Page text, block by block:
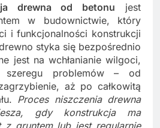
drewna od betonu jest
w budownictwie, który
i funkcjonalności konstrukcji
styka się bezpośrednio
jest na wchłanianie wilgoci,
problemów – od
aż po całkowitą
Proces niszczenia drewna
gdy konstrukcja ma
z gruntem lub jest regularnie